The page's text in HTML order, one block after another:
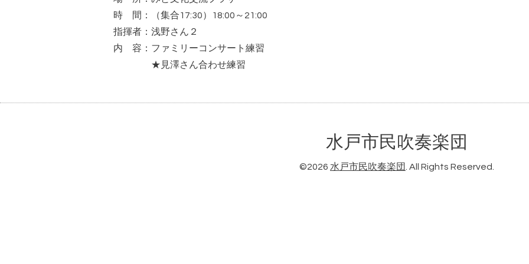
時 間：（集合17:30）18:00～21:00
指揮者：浅野さん２
内 容：ファミリーコンサート練習
★見澤さん合わせ練習
水戸市民吹奏楽団
©2026 水戸市民吹奏楽団. All Rights Reserved.